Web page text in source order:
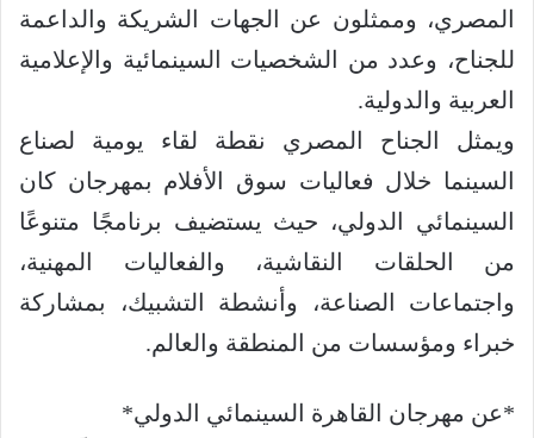
المصري، وممثلون عن الجهات الشريكة والداعمة
للجناح، وعدد من الشخصيات السينمائية والإعلامية
العربية والدولية.
ويمثل الجناح المصري نقطة لقاء يومية لصناع
السينما خلال فعاليات سوق الأفلام بمهرجان كان
السينمائي الدولي، حيث يستضيف برنامجًا متنوعًا
من الحلقات النقاشية، والفعاليات المهنية،
واجتماعات الصناعة، وأنشطة التشبيك، بمشاركة
خبراء ومؤسسات من المنطقة والعالم.
*عن مهرجان القاهرة السينمائي الدولي*